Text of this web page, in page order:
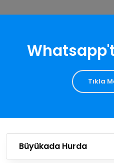
Tıkla
Büyükada Hurda